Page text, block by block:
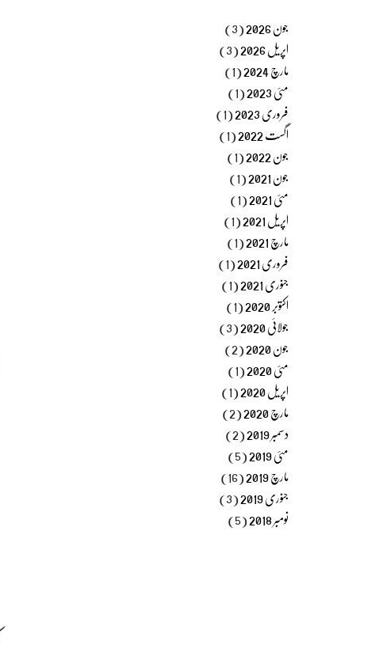
جون 2026 (3)
اپریل 2026 (3)
مارچ 2024 (1)
مئی 2023 (1)
فروری 2023 (1)
اگست 2022 (1)
جون 2022 (1)
جون 2021 (1)
مئی 2021 (1)
اپریل 2021 (1)
مارچ 2021 (1)
فروری 2021 (1)
جنوری 2021 (1)
اکتوبر 2020 (1)
جولائی 2020 (3)
جون 2020 (2)
مئی 2020 (1)
اپریل 2020 (1)
مارچ 2020 (2)
دسمبر 2019 (2)
مئی 2019 (5)
مارچ 2019 (16)
جنوری 2019 (3)
نومبر 2018 (5)